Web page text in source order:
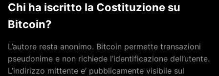
Chi ha iscritto la Costituzione su
Bitcoin?
L’autore resta anonimo. Bitcoin permette transazioni
pseudonime e non richiede l’identificazione dell’utente.
L’indirizzo mittente e’ pubblicamente visibile sul